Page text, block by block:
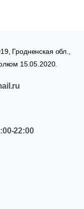
Гродненская обл.,
15.05.2020.
22:00